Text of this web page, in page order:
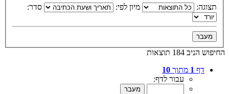
תצוגה: מיון לפי: סדר:
החיפוש הניב 184 תוצאות
דף 1 מתוך 10
עבור לדף: